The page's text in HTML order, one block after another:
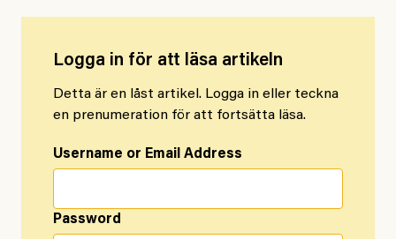
Logga in för att läsa artikeln
Detta är en låst artikel. Logga in eller teckna
en prenumeration för att fortsätta läsa.
Username or Email Address
Password